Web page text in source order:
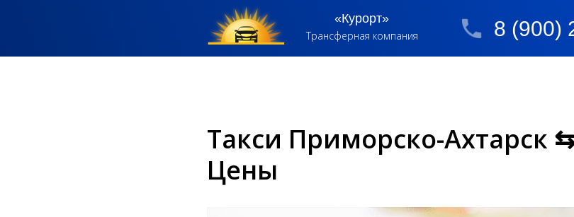
8 (900)
«Курорт»
Трансферная компания
Такси Приморско-Ахтарск
Цены